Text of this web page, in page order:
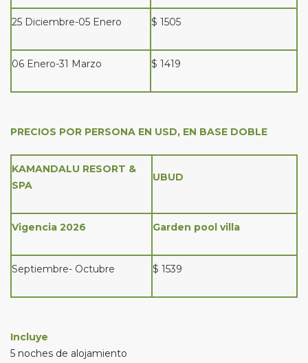
25 Diciembre-05 Enero $ 1505
06 Enero-31 Marzo $ 1419
PRECIOS POR PERSONA EN USD, EN BASE DOBLE
KAMANDALU RESORT &
SPA
UBUD
Vigencia 2026 Garden pool villa
Septiembre- Octubre $ 1539
Incluye
5 noches de alojamiento